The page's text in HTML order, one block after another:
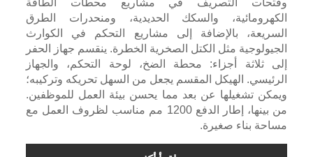
الكهرومائية، والسكك الحديدية، ومنحدرات الطرق
السريعة، بالإضافة إلى مشاريع التحكم في الكوارث
الجيولوجية مثل الكتل الصخرية الخطرة. ينقسم جهاز الحفر
إلى ثلاثة أجزاء: محطة الضخ، لوحة التحكم، والجهاز
الرئيسي. الهيكل المقسم يجعل من السهل تحريكه وتركيبه؛
ويمكن تشغيلها عن بعد مما يحسن بيئة العمل للموظفين.
من بينها، إطار الدفع 1200 مم مناسب لظروف العمل مع
مساحة بناء صغيرة.